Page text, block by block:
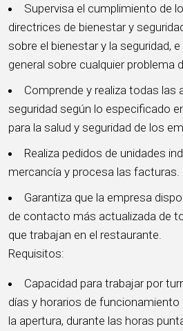
Supervisa el cumplimiento de
directrices de bienestar y
sobre el bienestar y la seguridad,
general sobre cualquier problema
Comprende y realiza todas las
seguridad según lo especificado
para la salud y seguridad de los
Realiza pedidos de unidades
mercancía y procesa las facturas.
Garantiza que la empresa
de contacto más actualizada de
que trabajan en el restaurante.
Requisitos:
Capacidad para trabajar por
días y horarios de
la apertura, durante las horas